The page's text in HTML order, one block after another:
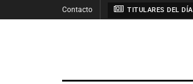
Contacto TITULARES DEL DÍA